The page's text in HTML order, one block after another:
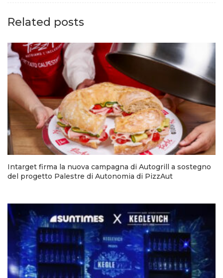
Related posts
Intarget firma la nuova campagna di Autogrill a sostegno
del progetto Palestre di Autonomia di PizzAut